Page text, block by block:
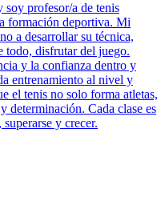
profesor/a de tenis
formación deportiva. Mi
a desarrollar su técnica,
todo, disfrutar del juego.
y la confianza dentro y
entrenamiento al nivel y
el tenis no solo forma atletas,
determinación. Cada clase es
y crecer.